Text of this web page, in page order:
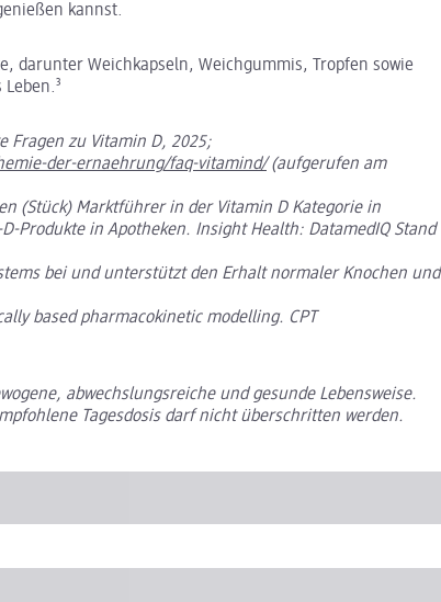
kannst.
darunter Weichkapseln, Weichgummis, Tropfen sowie
Fragen zu Vitamin D, 2025;
der-ernaehrung/faq-vitamind/(aufgerufen am
(Stück) Marktführer in der Vitamin D Kategorie in
Produkte in Apotheken. Insight Health: DatamedIQ Stand
bei und unterstützt den Erhalt normaler Knochen und
based pharmacokinetic modelling. CPT
abwechslungsreiche und gesunde Lebensweise.
Tagesdosis darf nicht überschritten werden.